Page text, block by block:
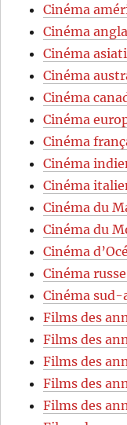
Cinéma
Cinéma
Cinéma
Cinéma
Cinéma
Cinéma
Cinéma
Cinéma
Cinéma
Cinéma du
Cinéma du
Cinéma
Cinéma
Cinéma sud-
Films des
Films des
Films des
Films des
Films des